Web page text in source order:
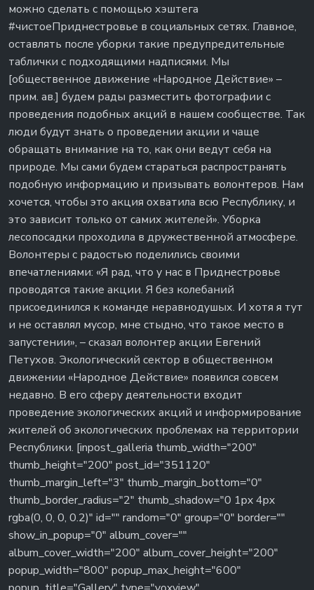
можно сделать с помощью хэштега
#чистоеПриднестровье в социальных сетях. Главное,
оставлять после уборки такие предупредительные
таблички с подходящими надписями. Мы
[общественное движение «Народное Действие» –
прим. ав.] будем рады разместить фотографии с
проведения подобных акций в нашем сообществе. Так
люди будут знать о проведении акции и чаще
обращать внимание на то, как они ведут себя на
природе. Мы сами будем стараться распространять
подобную информацию и призывать волонтеров. Нам
хочется, чтобы это акция охватила всю Республику, и
это зависит только от самих жителей». Уборка
лесопосадки проходила в дружественной атмосфере.
Волонтеры с радостью поделились своими
впечатлениями: «Я рад, что у нас в Приднестровье
проводятся такие акции. Я без колебаний
присоединился к команде неравнодушых. И хотя я тут
и не оставлял мусор, мне стыдно, что такое место в
запустении», – сказал волонтер акции Евгений
Петухов. Экологический сектор в общественном
движении «Народное Действие» появился совсем
недавно. В его сферу деятельности входит
проведение экологических акций и информирование
жителей об экологических проблемах на территории
Республики. [inpost_galleria thumb_width="200"
thumb_height="200" post_id="351120"
thumb_margin_left="3" thumb_margin_bottom="0"
thumb_border_radius="2" thumb_shadow="0 1px 4px
rgba(0, 0, 0, 0.2)" id="" random="0" group="0" border=""
show_in_popup="0" album_cover=""
album_cover_width="200" album_cover_height="200"
popup_width="800" popup_max_height="600"